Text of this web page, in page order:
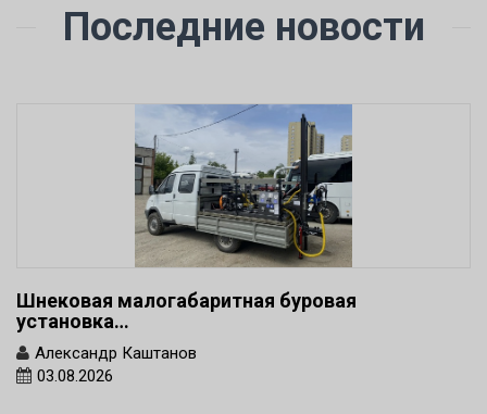
Последние новости
Шнековая малогабаритная буровая
установка…
Александр Каштанов
03.08.2026